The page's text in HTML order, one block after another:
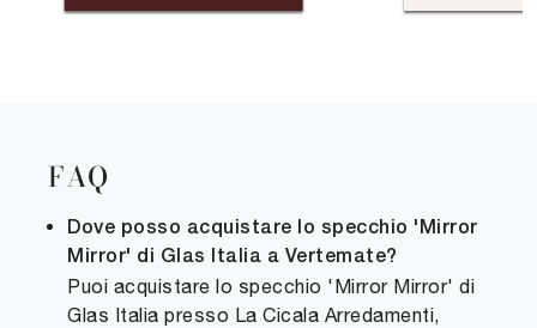
FAQ
Dove posso acquistare lo specchio 'Mirror
Mirror' di Glas Italia a Vertemate?
Puoi acquistare lo specchio 'Mirror Mirror' di
Glas Italia presso La Cicala Arredamenti,